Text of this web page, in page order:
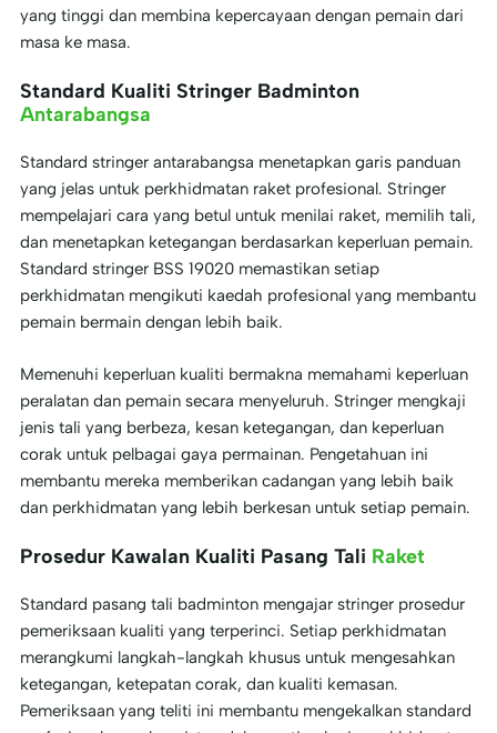
yang tinggi dan membina kepercayaan dengan pemain dari
masa ke masa.
Standard Kualiti Stringer Badminton
Antarabangsa
Standard stringer antarabangsa menetapkan garis panduan
yang jelas untuk perkhidmatan raket profesional. Stringer
mempelajari cara yang betul untuk menilai raket, memilih tali,
dan menetapkan ketegangan berdasarkan keperluan pemain.
Standard stringer BSS 19020 memastikan setiap
perkhidmatan mengikuti kaedah profesional yang membantu
pemain bermain dengan lebih baik.
Memenuhi keperluan kualiti bermakna memahami keperluan
peralatan dan pemain secara menyeluruh. Stringer mengkaji
jenis tali yang berbeza, kesan ketegangan, dan keperluan
corak untuk pelbagai gaya permainan. Pengetahuan ini
membantu mereka memberikan cadangan yang lebih baik
dan perkhidmatan yang lebih berkesan untuk setiap pemain.
Prosedur Kawalan Kualiti Pasang Tali Raket
Standard pasang tali badminton mengajar stringer prosedur
pemeriksaan kualiti yang terperinci. Setiap perkhidmatan
merangkumi langkah-langkah khusus untuk mengesahkan
ketegangan, ketepatan corak, dan kualiti kemasan.
Pemeriksaan yang teliti ini membantu mengekalkan standard